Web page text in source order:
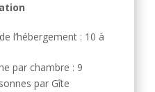
l’hébergement : 10 à
par chambre : 9
par Gîte